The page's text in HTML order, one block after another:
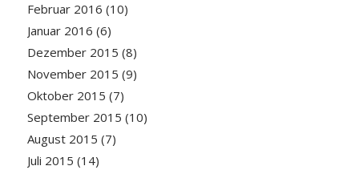
Februar 2016 (10)
Januar 2016 (6)
Dezember 2015 (8)
November 2015 (9)
Oktober 2015 (7)
September 2015 (10)
August 2015 (7)
Juli 2015 (14)